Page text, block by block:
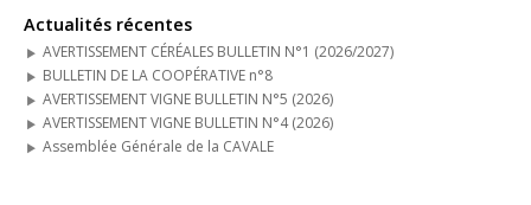
Agenda
Guides techniques
Nous contacter
Actualités récentes
AVERTISSEMENT CÉRÉALES BULLETIN N°1 (2026/2027)
BULLETIN DE LA COOPÉRATIVE n°8
AVERTISSEMENT VIGNE BULLETIN N°5 (2026)
AVERTISSEMENT VIGNE BULLETIN N°4 (2026)
Assemblée Générale de la CAVALE